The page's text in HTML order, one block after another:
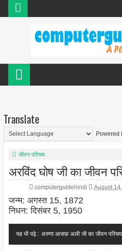
Translate
Powered
जीवन परिचय
अरविंद घोष जी का जीवन
computerguidehindi August
जन्म: अगस्त 15, 1872
निधन: दिसंबर 5, 1950
यह भी पढ़े : अरुणा आसफ़ अली जी का जीवन परिचय